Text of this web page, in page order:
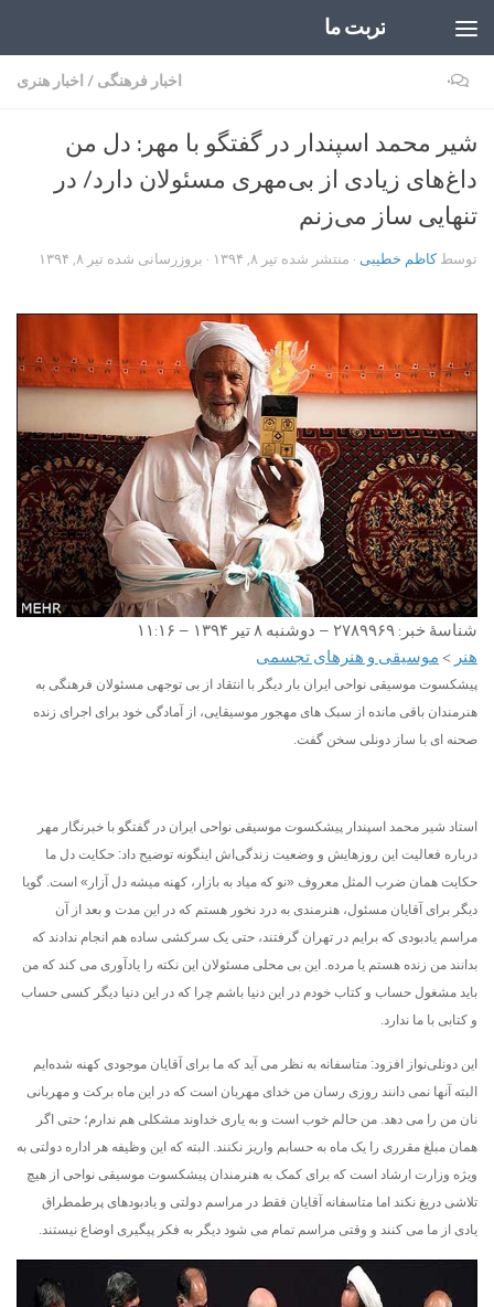
تربت ما
اخبار فرهنگی / اخبار هنری ۰
شیر محمد اسپندار در گفتگو با مهر: دل من
داغ‌های زیادی از بی‌مهری مسئولان دارد/ در
تنهایی ساز می‌زنم
توسطکاظم خطیبی · منتشر شده تیر ۸, ۱۳۹۴ · بروزرسانی شده تیر ۸, ۱۳۹۴
شناسهٔ خبر: ۲۷۸۹۹۶۹ –
دوشنبه ۸ تیر ۱۳۹۴ – ۱۱:۱۶
هنر > موسیقی و هنرهای تجسمی
پیشکسوت موسیقی نواحی ایران بار دیگر با انتقاد از بی توجهی مسئولان فرهنگی به
هنرمندان باقی مانده از سبک های مهجور موسیقایی، از آمادگی خود برای اجرای زنده
صحنه ای با ساز دونلی سخن گفت.
استاد شیر محمد اسپندار پیشکسوت موسیقی نواحی ایران در گفتگو با خبرنگار مهر
درباره فعالیت این روزهایش و وضعیت زندگی‌اش اینگونه توضیح داد: حکایت دل ما
حکایت همان ضرب المثل معروف «نو که میاد به بازار، کهنه میشه دل آزار» است. گویا
دیگر برای آقایان مسئول، هنرمندی به درد نخور هستم که در این مدت و بعد از آن
مراسم یادبودی که برایم در تهران گرفتند، حتی یک سرکشی ساده هم انجام ندادند که
بدانند من زنده هستم یا مرده. این بی محلی مسئولان این نکته را یادآوری می کند که من
باید مشغول حساب و کتاب خودم در این دنیا باشم چرا که در این دنیا دیگر کسی حساب
و کتابی با ما ندارد.
این دونلی‌نواز افزود: متاسفانه به نظر می آید که ما برای آقایان موجودی کهنه شد‌ه‌ایم
البته آنها نمی دانند روزی رسان من خدای مهربان است که در این ماه برکت و مهربانی
نان من را می دهد. من حالم خوب است و به یاری خداوند مشکلی هم ندارم؛ حتی اگر
همان مبلغ مقرری را یک ماه به حسابم واریز نکنند. البته که این وظیفه هر اداره دولتی به
ویژه وزارت ارشاد است که برای کمک به هنرمندان پیشکسوت موسیقی نواحی از هیچ
تلاشی دریغ نکند اما متاسفانه آقایان فقط در مراسم دولتی و یادبودهای پرطمطراق
یادی از ما می کنند و وقتی مراسم تمام می شود دیگر به فکر پیگیری اوضاع نیستند.